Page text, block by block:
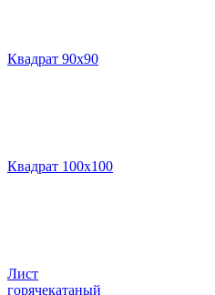
Квадрат 90х90
Квадрат 100х100
Лист
горячекатаный